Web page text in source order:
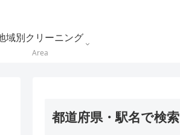
域別クリーニング
Area
都道府県・駅名で検索